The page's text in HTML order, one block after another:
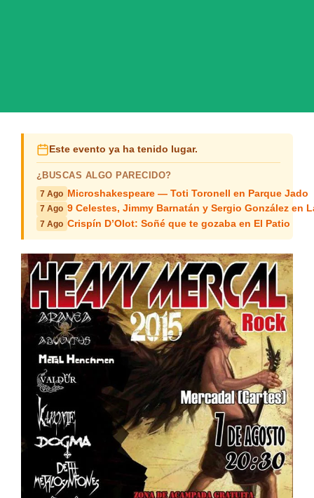
Este evento ya ha tenido lugar.
¿BUSCAS ALGO PARECIDO?
7 Ago Microshakespeare — Toti Toronell en Parque Jado
7 Ago 9 Celestes, Jimmy Barnatán y Sergio González en
7 Ago Crispín D’Olot: Soñé que te gozaba en El Patio